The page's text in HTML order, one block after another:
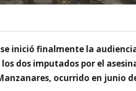
inició finalmente la
dos imputados por el
ocurrido en junio